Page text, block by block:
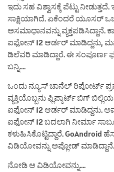
ಇದು ಸಹ ವಿಶ್ವಾಸಕ್ಕೆ ಪೆಟ್ಟು
ಸಾಕ್ಷಿಯಾಗಿದೆ. ಏಕೆಂದರೆ ಯೂಸರ್
ಅಸಮಾಧಾನವನ್ನು ವ್ಯಕ್ತಪಡಿಸಿದ್ದಾನೆ.
ಐಫೋನ್ 12 ಆರ್ಡರ್ ಮಾಡಿದ್ದನು,
ಡಿಲೆವರಿ ಮಾಡಿದ್ದಾರೆ. ಈ ಸಂಪೂರ್ಣ
ಬನ್ನಿ….
ಒಂದು ನ್ಯೂಸ್ ಚಾನೆಲ್ ರಿಪೋರ್ಟ್
ವ್ಯಕ್ತಿಯೊಬ್ಬನು ಫ್ಲಿಪ್ಕಾರ್ಟ್ ಬಿಗ್
ಐಫೋನ್ 12 ಆರ್ಡರ್ ಮಾಡಿದ್ದನು.
ಐಫೋನ್ 12 ಬದಲಾಗಿ ನೀರ್ಮಾ
ಕಳುಹಿಸಿಕೊಟ್ಟಿದ್ದಾರೆ.
ವಿಡಿಯೋವನ್ನು ಅಪ್ಲೋಡ್ ಮಾಡಿದ್ದಾನೆ.
ನೋಡಿ ಆ ವಿಡಿಯೋವನ್ನು….